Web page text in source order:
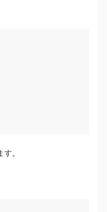
。